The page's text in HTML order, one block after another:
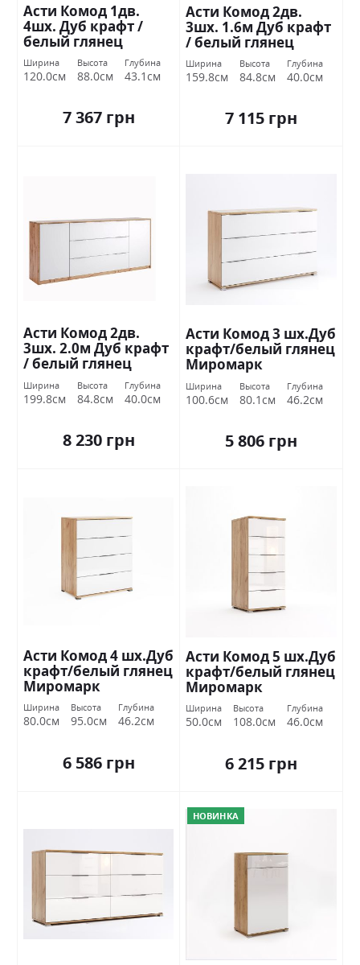
Асти Комод 1дв.
4шх. Дуб крафт /
белый глянец
Миромарк
Ширина
120.0см
Высота
88.0см
Глубина
43.1см
7 367 грн
Асти Комод 2дв.
3шх. 1.6м Дуб крафт
/ белый глянец
Миромарк
Ширина
159.8см
Высота
84.8см
Глубина
40.0см
7 115 грн
Асти Комод 2дв.
3шх. 2.0м Дуб крафт
/ белый глянец
Миромарк
Ширина
199.8см
Высота
84.8см
Глубина
40.0см
8 230 грн
Асти Комод 3 шх.Дуб
крафт/белый глянец
Миромарк
Ширина
100.6см
Высота
80.1см
Глубина
46.2см
5 806 грн
Асти Комод 4 шх.Дуб
крафт/белый глянец
Миромарк
Ширина
80.0см
Высота
95.0см
Глубина
46.2см
6 586 грн
Асти Комод 5 шх.Дуб
крафт/белый глянец
Миромарк
Ширина
50.0см
Высота
108.0см
Глубина
46.0см
6 215 грн
НОВИНКА